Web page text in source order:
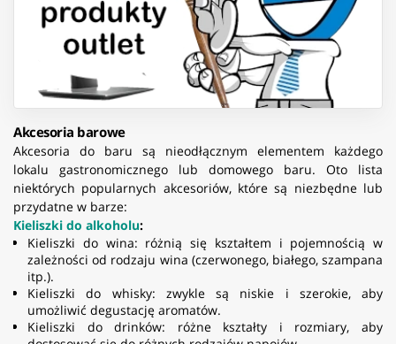
Akcesoria barowe
Akcesoria do baru są nieodłącznym elementem każdego
lokalu gastronomicznego lub domowego baru. Oto lista
niektórych popularnych akcesoriów, które są niezbędne lub
przydatne w barze:
Kieliszki do alkoholu:
Kieliszki do wina: różnią się kształtem i pojemnością w
zależności od rodzaju wina (czerwonego, białego, szampana
itp.).
Kieliszki do whisky: zwykle są niskie i szerokie, aby
umożliwić degustację aromatów.
Kieliszki do drinków: różne kształty i rozmiary, aby